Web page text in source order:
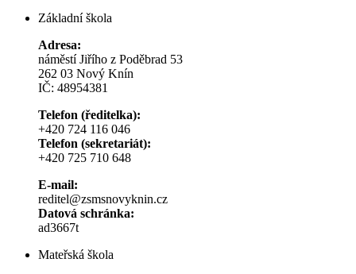
Základní škola
Adresa:
náměstí Jiřího z Poděbrad 53
262 03 Nový Knín
IČ: 48954381
Telefon (ředitelka):
+420 724 116 046
Telefon (sekretariát):
+420 725 710 648
E-mail:
reditel@zsmsnovyknin.cz
Datová schránka:
ad3667t
Mateřská škola